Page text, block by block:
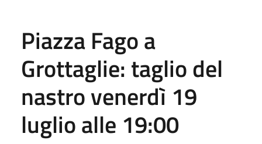
Piazza Fago a
Grottaglie: taglio del
nastro venerdì 19
luglio alle 19:00